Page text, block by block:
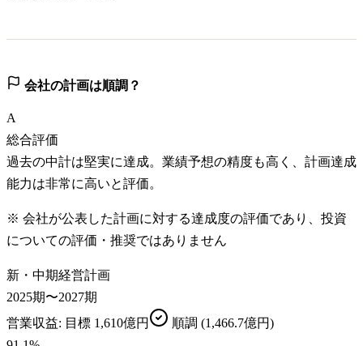
会社の計画は順調？
A
総合評価
過去の中計は堅実に達成。業績予想の精度も高く、計画達成
能力は非常に高いと評価。
※ 会社が公表した計画に対する達成度の評価であり、投資
についての評価・推奨ではありません
新・中期経営計画
2025期〜2027期
営業収益: 目標 1,610億円 順調 (1,466.7億円)